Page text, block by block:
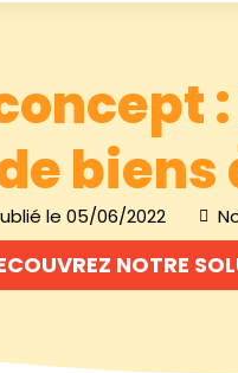
biens
le 05/06/2022
NOTRE